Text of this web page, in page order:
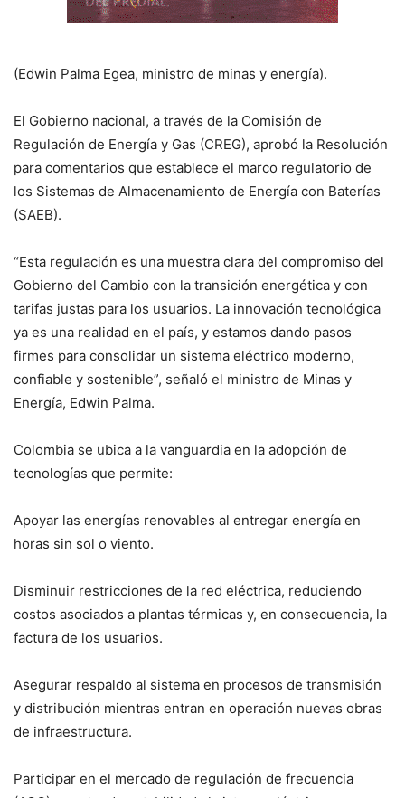
(Edwin Palma Egea, ministro de minas y energía).
El Gobierno nacional, a través de la Comisión de
Regulación de Energía y Gas (CREG), aprobó la Resolución
para comentarios que establece el marco regulatorio de
los Sistemas de Almacenamiento de Energía con Baterías
(SAEB).
“Esta regulación es una muestra clara del compromiso del
Gobierno del Cambio con la transición energética y con
tarifas justas para los usuarios. La innovación tecnológica
ya es una realidad en el país, y estamos dando pasos
firmes para consolidar un sistema eléctrico moderno,
confiable y sostenible”, señaló el ministro de Minas y
Energía, Edwin Palma.
Colombia se ubica a la vanguardia en la adopción de
tecnologías que permite:
Apoyar las energías renovables al entregar energía en
horas sin sol o viento.
Disminuir restricciones de la red eléctrica, reduciendo
costos asociados a plantas térmicas y, en consecuencia, la
factura de los usuarios.
Asegurar respaldo al sistema en procesos de transmisión
y distribución mientras entran en operación nuevas obras
de infraestructura.
Participar en el mercado de regulación de frecuencia